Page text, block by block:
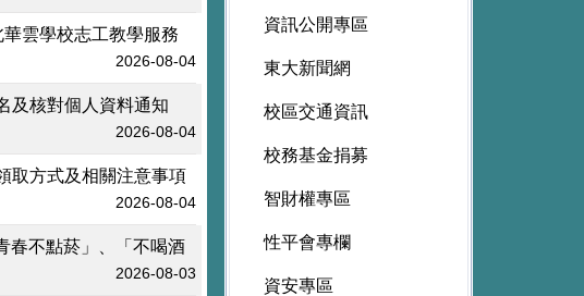
雲學校志工教學服務
2026-08-04
及核對個人資料通知
2026-08-04
取方式及相關注意事項
2026-08-04
春不點菸」、「不喝酒
2026-08-03
資訊公開專區
東大新聞網
校區交通資訊
校務基金捐募
智財權專區
性平會專欄
資安專區